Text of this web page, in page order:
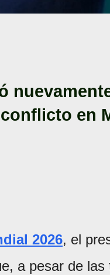
en
2026, el
a pesar de las